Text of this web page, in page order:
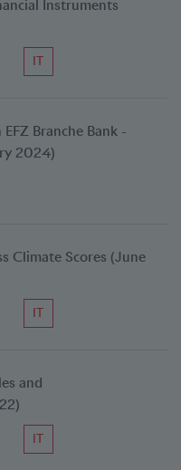
Instruments
IT
Branche Bank -
2024)
Climate Scores (June
IT
and
IT